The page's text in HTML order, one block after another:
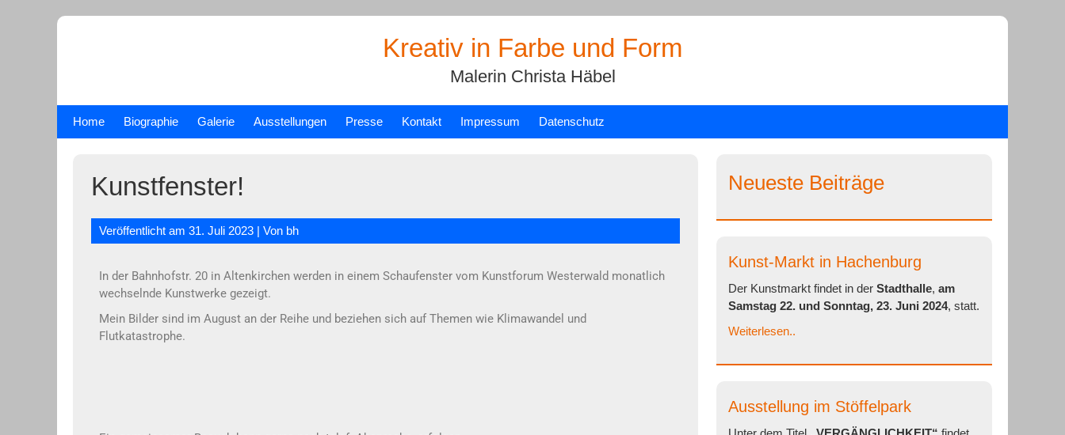
Kreativ in Farbe und Form
Malerin Christa Häbel
Home Biographie Galerie Ausstellungen Presse Kontakt Impressum Datenschutz
Kunstfenster!
Veröffentlicht am31. Juli 2023 | Von bh
In der Bahnhofstr. 20 in Altenkirchen werden in einem Schaufenster vom Kunstforum Westerwald monatlich
wechselnde Kunstwerke gezeigt.
Mein Bilder sind im August an der Reihe und beziehen sich auf Themen wie Klimawandel und
Flutkatastrophe.
Neueste Beiträge
Kunst-Markt in Hachenburg
Der Kunstmarkt findet in der Stadthalle, am
Samstag 22. und Sonntag, 23. Juni 2024, statt.
Weiterlesen..
Ausstellung im Stöffelpark